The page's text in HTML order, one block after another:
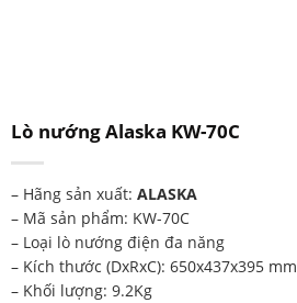
Lò nướng Alaska KW-70C
– Hãng sản xuất: ALASKA
– Mã sản phẩm: KW-70C
– Loại lò nướng điện đa năng
– Kích thước (DxRxC): 650x437x395 mm
– Khối lượng: 9.2Kg